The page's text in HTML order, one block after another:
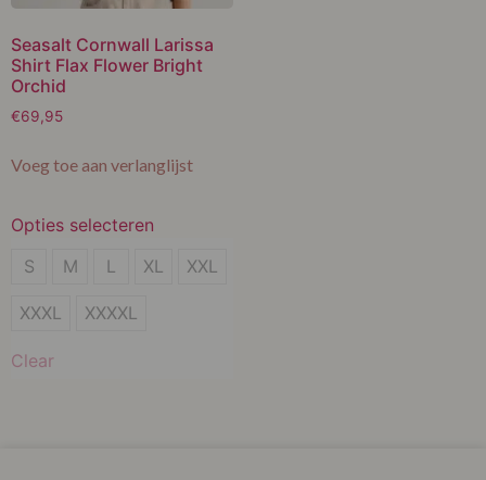
Seasalt Cornwall Larissa
Shirt Flax Flower Bright
Orchid
€69,95
Voeg toe aan verlanglijst
Opties selecteren
S
M
S M L XL XXL
XXXL XXXXL
Clear